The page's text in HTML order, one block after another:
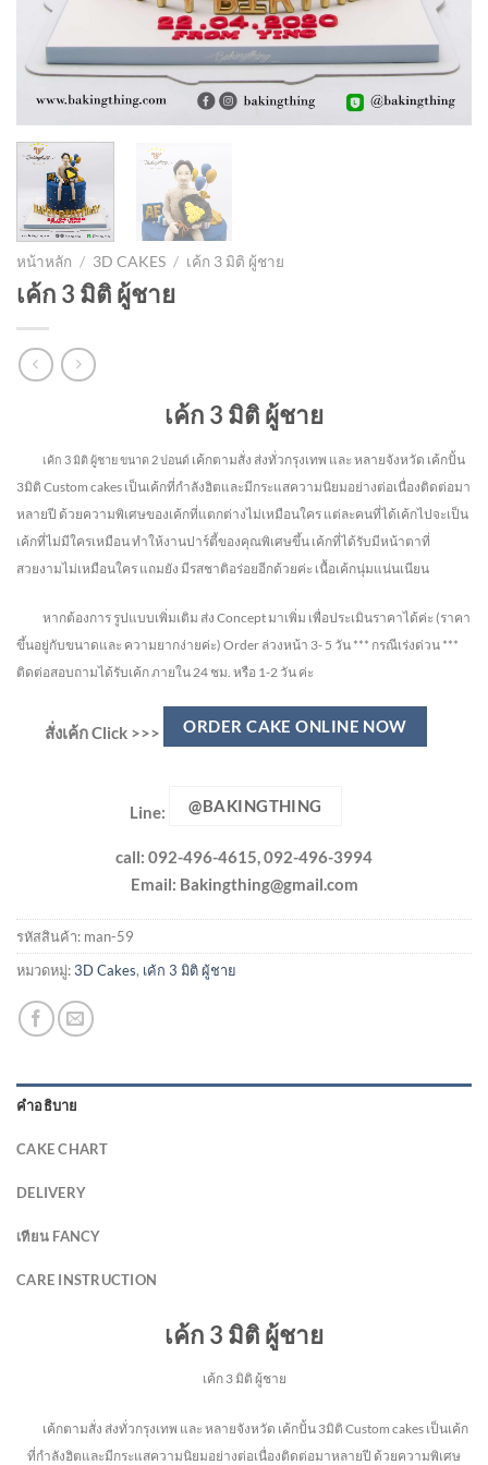
หน้าหลัก / 3D CAKES / เค้ก 3 มิติ ผู้ชาย
เค้ก 3 มิติ ผู้ชาย
เค้ก 3 มิติ ผู้ชาย
เค้ก 3 มิติ ผู้ชายขนาด 2 ปอนด์ เค้กตามสั่ง ส่งทั่วกรุงเทพ และ หลายจังหวัด เค้กปั้น
3มิติ Custom cakes เป็นเค้กที่กำลังฮิตและมีกระแสความนิยมอย่างต่อเนื่องติดต่อมา
หลายปี ด้วยความพิเศษของเค้กที่แตกต่างไม่เหมือนใคร แต่ละคนที่ได้เค้กไปจะเป็น
เค้กที่ไม่มีใครเหมือน ทำให้งานปาร์ตี้ของคุณพิเศษขึ้น เค้กที่ได้รับมีหน้าตาที่
สวยงามไม่เหมือนใคร แถมยัง มีรสชาติอร่อยอีกด้วยค่ะ เนื้อเค้กนุ่มแน่นเนียน
หากต้องการ รูปแบบเพิ่มเติม ส่ง Concept มาเพิ่ม เพื่อประเมินราคาได้ค่ะ (ราคา
ขึ้นอยู่กับขนาดและ ความยากง่ายค่ะ) Order ล่วงหน้า 3- 5 วัน *** กรณีเร่งด่วน ***
ติดต่อสอบถามได้รับเค้ก ภายใน 24 ชม. หรือ 1-2 วัน ค่ะ
สั่งเค้ก Click >>> ORDER CAKE ONLINE NOW
Line: @BAKINGTHING
call: 092-496-4615, 092-496-3994
Email: Bakingthing@gmail.com
รหัสสินค้า: man-59
หมวดหมู่:3D Cakes, เค้ก 3 มิติ ผู้ชาย
คำอธิบาย
CAKE CHART
DELIVERY
เทียน FANCY
CARE INSTRUCTION
เค้ก 3 มิติ ผู้ชาย
เค้ก 3 มิติ ผู้ชาย
เค้กตามสั่ง ส่งทั่วกรุงเทพ และ หลายจังหวัด เค้กปั้น 3มิติ Custom cakes เป็นเค้ก
ที่กำลังฮิตและมีกระแสความนิยมอย่างต่อเนื่องติดต่อมาหลายปี ด้วยความพิเศษ